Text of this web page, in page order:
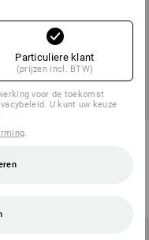
Gabi
1 kleur
Particuliere klant
(prijzen incl. BTW)
voor de toekomst
U kunt uw keuze